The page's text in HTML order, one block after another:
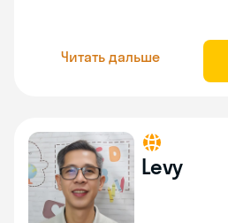
Читать дальше
Levy